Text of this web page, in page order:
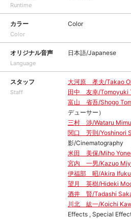
Runtime
カラー
Color
Color
オリジナル音声
Language
日本語/Japanese
スタッフ
Staff
大河原 孝夫/Takao
田中 友幸/Tomoyuki
富山 省吾/Shogo
デューサー）
三村 渉/Wataru
関口 芳則/Yoshinori
影/Cinematography
米田 美保/Miho
宮内 一男/Kazuo
伊福部 昭/Akira
望月 英樹/Hideki
酒井 賢/Tadashi
川北 紘一/Koichi
Effects , Special